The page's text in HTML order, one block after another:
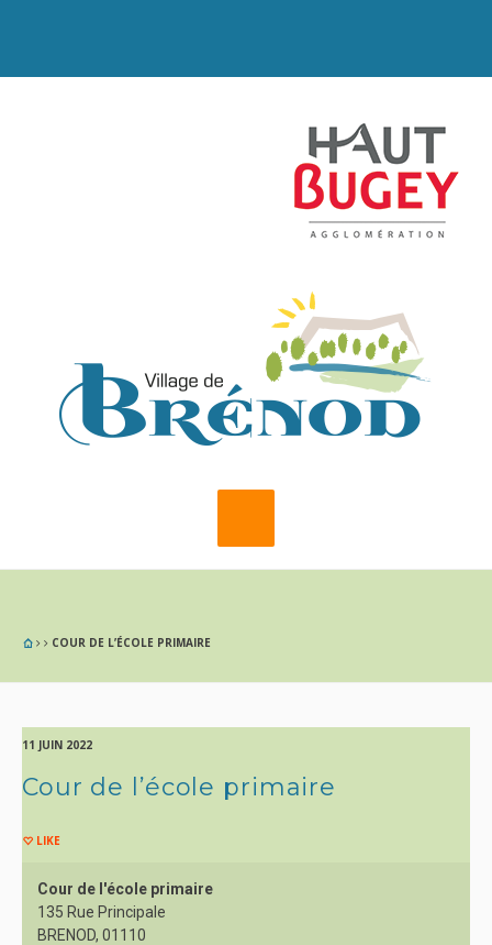
COUR DE L’ÉCOLE PRIMAIRE
11 JUIN 2022
Cour de l’école primaire
LIKE
Cour de l'école primaire
135 Rue Principale
BRENOD, 01110